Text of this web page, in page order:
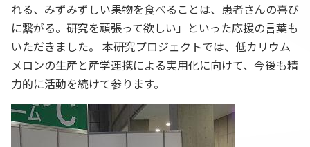
れる、みずみずしい果物を食べることは、患者さんの喜び
に繋がる。研究を頑張って欲しい」といった応援の言葉も
いただきました。 本研究プロジェクトでは、低カリウム
メロンの生産と産学連携による実用化に向けて、今後も精
力的に活動を続けて参ります。